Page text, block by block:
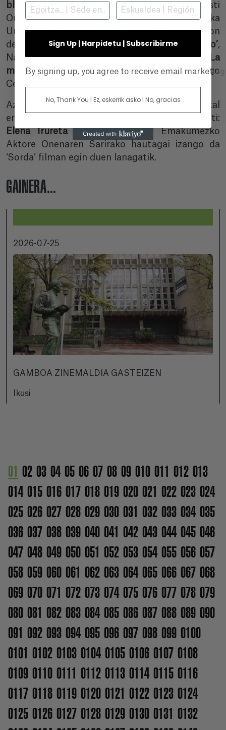
blancas!’
, Albertina Carri (Jatorrizko Abesti
Onena);‘Eloy de la Iglesia, adicto al cine’, Gaizka
Urresti (Film Dokumental Onena);‘Balearic’, Ion
de Sosa (Zuzendaritza Berri Onena);‘Zona Wao’,
Nagore Eceiza (Film Dokumental Onena) eta
‘La
misteriosa mirada del flamenco’, Diego
Céspedes (Film Iberoamerikar Onena).
Azkenik, aipamen berezia egin nahi diogu euskal
emakumezko aktore emankorrenetako bati:
Elena Irureta Bigarren Mailako Emakumezko
Aktore Onenaren Sarirako hautagai izango da
‘Sorda’ filman egin duen lanagatik.
GAINERA...
2026-07-25
GAMBOA ZINEMALDIA GASTEIZEN
Ikusi
01 02 03 04 05 06 07 08 09 010 011 012 013
014 015 016 017 018 019 020 021 022 023 024
025 026 027 028 029 030 031 032 033 034 035
036 037 038 039 040 041 042 043 044 045 046
047 048 049 050 051 052 053 054 055 056 057
058 059 060 061 062 063 064 065 066 067 068
069 070 071 072 073 074 075 076 077 078 079
080 081 082 083 084 085 086 087 088 089 090
091 092 093 094 095 096 097 098 099 0100
0101 0102 0103 0104 0105 0106 0107 0108
0109 0110 0111 0112 0113 0114 0115 0116
0117 0118 0119 0120 0121 0122 0123 0124
0125 0126 0127 0128 0129 0130 0131 0132
Sign Up | Harpidetu | Subscribirme
By signing up, you agree to receive email
No, Thank You | Ez, eskerrik asko | No, gracias